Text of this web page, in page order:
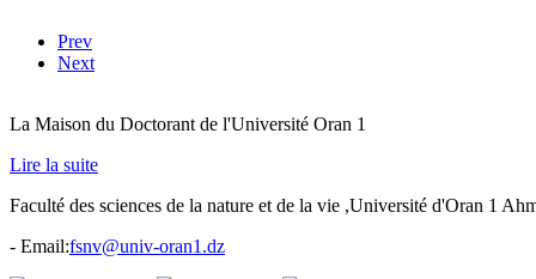
Prev
Next
La Maison du Doctorant de l'Université Oran 1
Lire la suite
Faculté des sciences de la nature et de la vie ,Université d'Oran 1
- Email:fsnv@univ-oran1.dz